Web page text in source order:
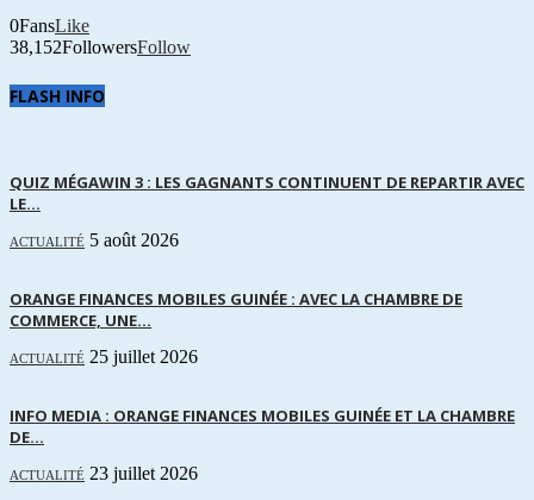
0FansLike
38,152FollowersFollow
FLASH INFO
QUIZ MÉGAWIN 3 : LES GAGNANTS CONTINUENT DE REPARTIR AVEC
LE...
ACTUALITÉ 5 août 2026
ORANGE FINANCES MOBILES GUINÉE : AVEC LA CHAMBRE DE
COMMERCE, UNE...
ACTUALITÉ 25 juillet 2026
INFO MEDIA : ORANGE FINANCES MOBILES GUINÉE ET LA CHAMBRE
DE...
ACTUALITÉ 23 juillet 2026